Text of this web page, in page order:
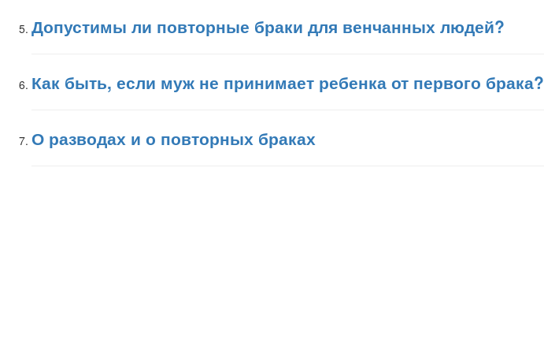
Допустимы ли повторные браки для венчанных людей?
Как быть, если муж не принимает ребенка от первого брака?
О разводах и о повторных браках